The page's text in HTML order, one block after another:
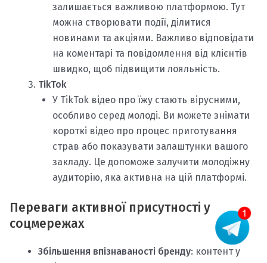
залишається важливою платформою. Тут
можна створювати події, ділитися
новинами та акціями. Важливо відповідати
на коментарі та повідомлення від клієнтів
швидко, щоб підвищити лояльність.
TikTok
У TikTok відео про їжу стають вірусними,
особливо серед молоді. Ви можете знімати
короткі відео про процес приготування
страв або показувати залаштунки вашого
закладу. Це допоможе залучити молодіжну
аудиторію, яка активна на цій платформі.
Переваги активної присутності у
соцмережах
Збільшення впізнаваності бренду: контент у